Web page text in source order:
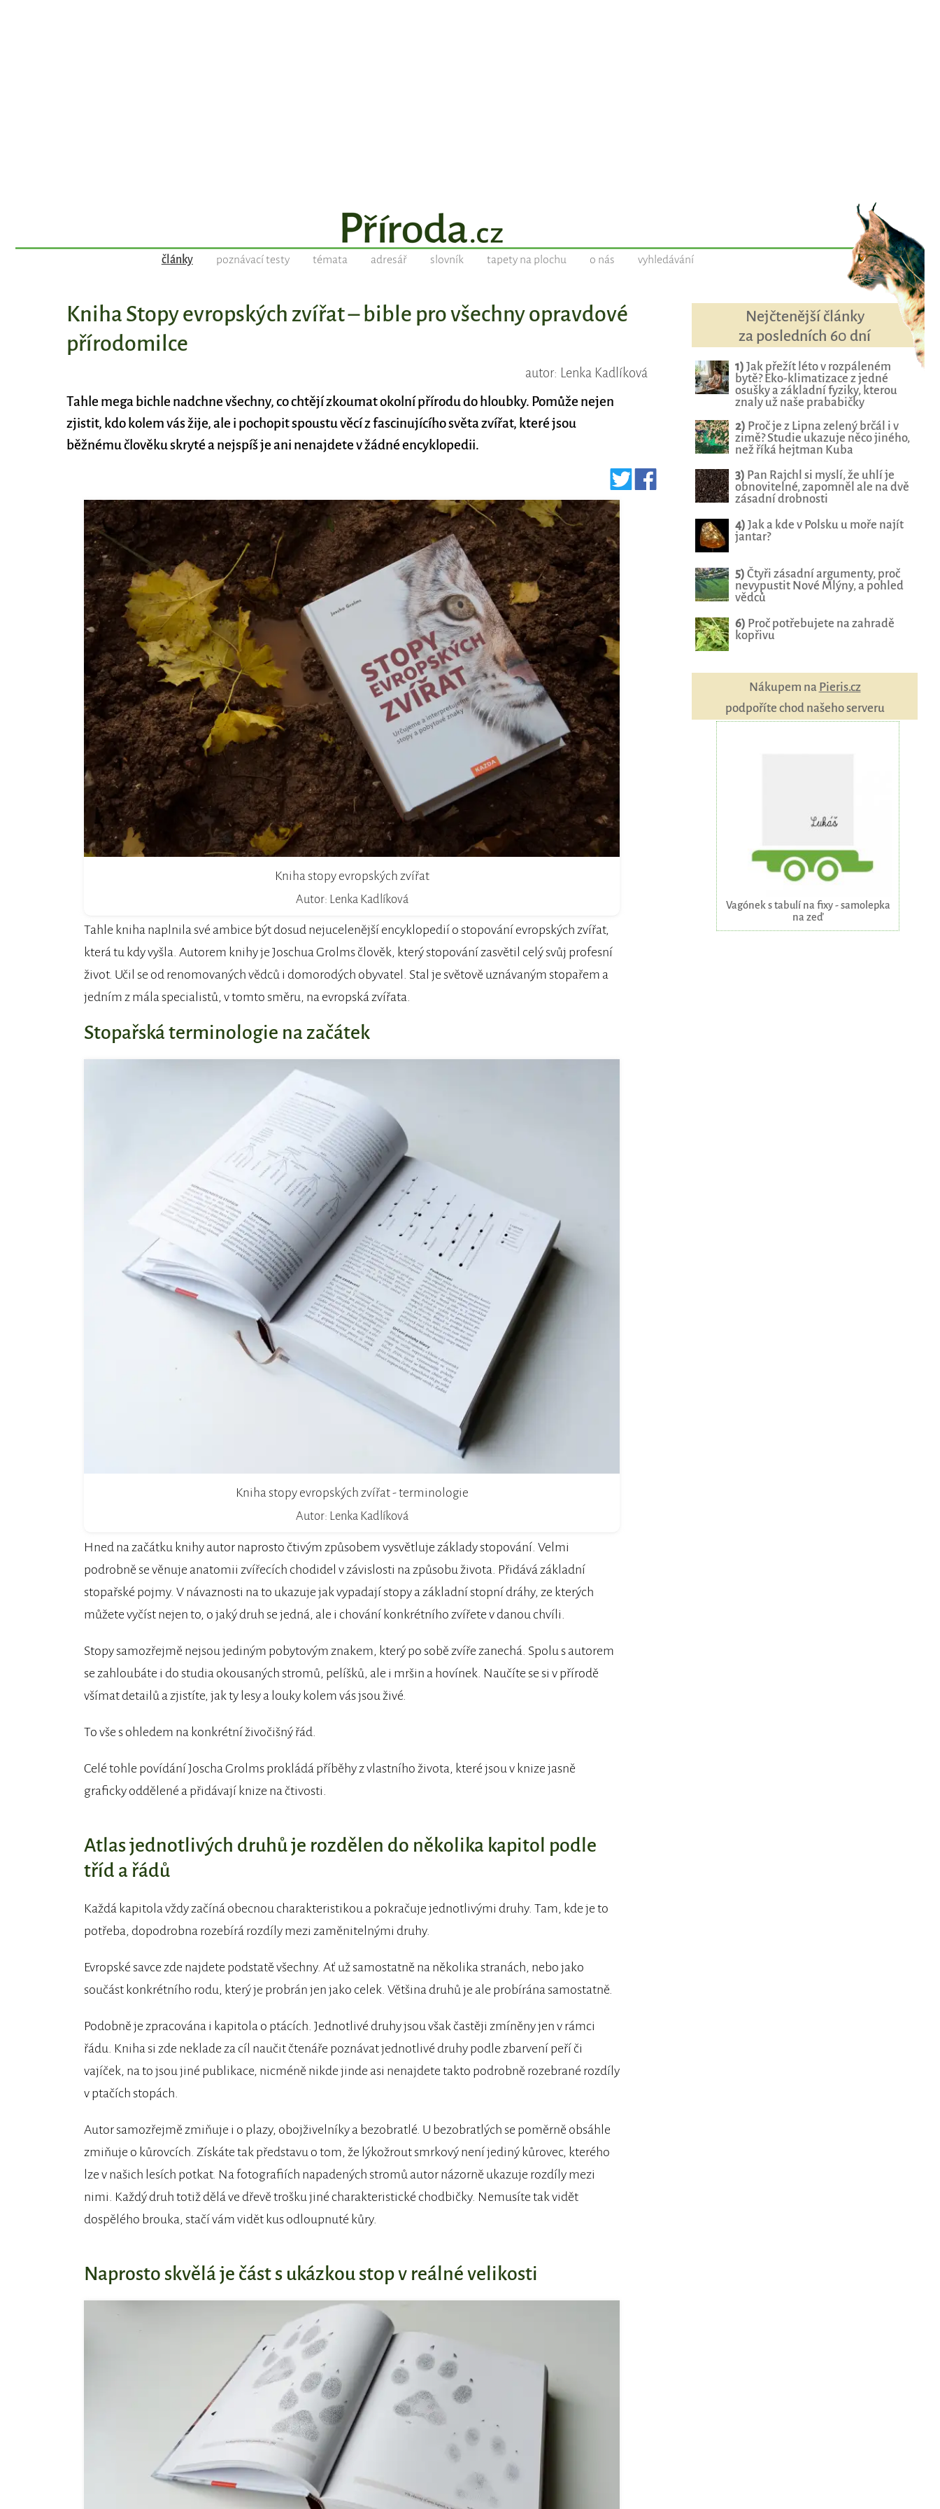
články poznávací testy témata adresář slovník tapety na plochu o nás vyhledávání
Kniha Stopy evropských zvířat – bible pro všechny opravdové
přírodomilce
autor: Lenka Kadlíková
Tahle mega bichle nadchne všechny, co chtějí zkoumat okolní přírodu do hloubky. Pomůže nejen
zjistit, kdo kolem vás žije, ale i pochopit spoustu věcí z fascinujícího světa zvířat, které jsou
běžnému člověku skryté a nejspíš je ani nenajdete v žádné encyklopedii.
Kniha stopy evropských zvířat
Autor: Lenka Kadlíková
Tahle kniha naplnila své ambice být dosud nejucelenější encyklopedií o stopování evropských zvířat,
která tu kdy vyšla. Autorem knihy je Joschua Grolms člověk, který stopování zasvětil celý svůj profesní
život. Učil se od renomovaných vědců i domorodých obyvatel. Stal je světově uznávaným stopařem a
jedním z mála specialistů, v tomto směru, na evropská zvířata.
Stopařská terminologie na začátek
Kniha stopy evropských zvířat - terminologie
Autor: Lenka Kadlíková
Hned na začátku knihy autor naprosto čtivým způsobem vysvětluje základy stopování. Velmi
podrobně se věnuje anatomii zvířecích chodidel v závislosti na způsobu života. Přidává základní
stopařské pojmy. V návaznosti na to ukazuje jak vypadají stopy a základní stopní dráhy, ze kterých
můžete vyčíst nejen to, o jaký druh se jedná, ale i chování konkrétního zvířete v danou chvíli.
Stopy samozřejmě nejsou jediným pobytovým znakem, který po sobě zvíře zanechá. Spolu s autorem
se zahloubáte i do studia okousaných stromů, pelíšků, ale i mršin a hovínek. Naučíte se si v přírodě
všímat detailů a zjistíte, jak ty lesy a louky kolem vás jsou živé.
To vše s ohledem na konkrétní živočišný řád.
Celé tohle povídání Joscha Grolms prokládá příběhy z vlastního života, které jsou v knize jasně
graficky oddělené a přidávají knize na čtivosti.
Atlas jednotlivých druhů je rozdělen do několika kapitol podle
tříd a řádů
Každá kapitola vždy začíná obecnou charakteristikou a pokračuje jednotlivými druhy. Tam, kde je to
potřeba, dopodrobna rozebírá rozdíly mezi zaměnitelnými druhy.
Evropské savce zde najdete podstatě všechny. Ať už samostatně na několika stranách, nebo jako
součást konkrétního rodu, který je probrán jen jako celek. Většina druhů je ale probírána samostatně.
Podobně je zpracována i kapitola o ptácích. Jednotlivé druhy jsou však častěji zmíněny jen v rámci
řádu. Kniha si zde neklade za cíl naučit čtenáře poznávat jednotlivé druhy podle zbarvení peří či
vajíček, na to jsou jiné publikace, nicméně nikde jinde asi nenajdete takto podrobně rozebrané rozdíly
v ptačích stopách.
Autor samozřejmě zmiňuje i o plazy, obojživelníky a bezobratlé. U bezobratlých se poměrně obsáhle
zmiňuje o kůrovcích. Získáte tak představu o tom, že lýkožrout smrkový není jediný kůrovec, kterého
lze v našich lesích potkat. Na fotografiích napadených stromů autor názorně ukazuje rozdíly mezi
nimi. Každý druh totiž dělá ve dřevě trošku jiné charakteristické chodbičky. Nemusíte tak vidět
dospělého brouka, stačí vám vidět kus odloupnuté kůry.
Naprosto skvělá je část s ukázkou stop v reálné velikosti
Nejčtenější články
za posledních 60 dní
1) Jak přežít léto v rozpáleném
bytě? Eko-klimatizace z jedné
osušky a základní fyziky, kterou
znaly už naše prababičky
2) Proč je z Lipna zelený brčál i v
zimě? Studie ukazuje něco jiného,
než říká hejtman Kuba
3) Pan Rajchl si myslí, že uhlí je
obnovitelné, zapomněl ale na dvě
zásadní drobnosti
4) Jak a kde v Polsku u moře najít
jantar?
5) Čtyři zásadní argumenty, proč
nevypustit Nové Mlýny, a pohled
vědců
6) Proč potřebujete na zahradě
kopřivu
Nákupem na Pieris.cz
podpoříte chod našeho serveru
Vagónek s tabulí na fixy - samolepka
na zeď